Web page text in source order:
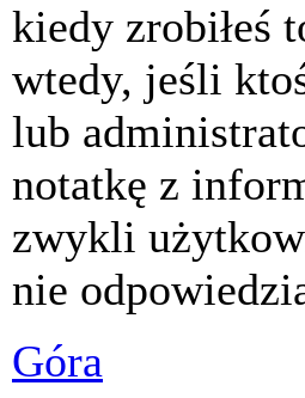
kiedy zrobiłeś
wtedy, jeśli
lub
notatkę z
zwykli
nie
Góra